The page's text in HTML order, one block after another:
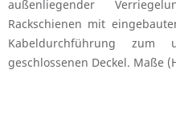
außenliegender
Rackschienen mit
Kabeldurchführung zum
geschlossenen Deckel. Maße